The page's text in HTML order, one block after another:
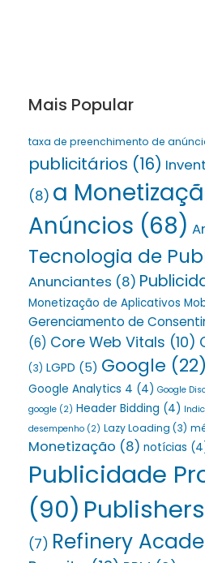
Mais Popular
taxa de preenchimento de
publicitários (16)
(8) a
Anúncios (68)
Tecnologia de
Anunciantes (8)
Monetização de Aplicativos
Gerenciamento de
(6) Core Web Vitals (10)
(3) LGPD (5) Google (22)
Google Analytics 4 (4) Google
google (2) Header Bidding (4)
desempenho (2) Lazy Loading (3)
Monetização (8) notícias
Publicidade
(90) Publishers
(7) Refinery